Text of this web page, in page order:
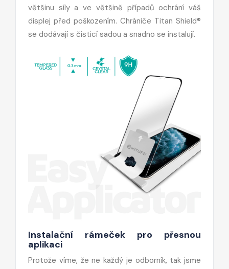
většinu síly a ve většině případů ochrání váš
displej před poškozením. Chrániče Titan Shield®
se dodávají s čisticí sadou a snadno se instalují.
Instalační rámeček pro přesnou
aplikaci
Protože víme, že ne každý je odborník, tak jsme